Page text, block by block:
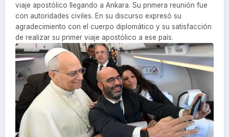
viaje apostólico llegando a Ankara. Su primera reunión fue
con autoridades civiles. En su discurso expresó su
agradecimiento con el cuerpo diplomático y su satisfacción
de realizar su primer viaje apostólico a ese país.